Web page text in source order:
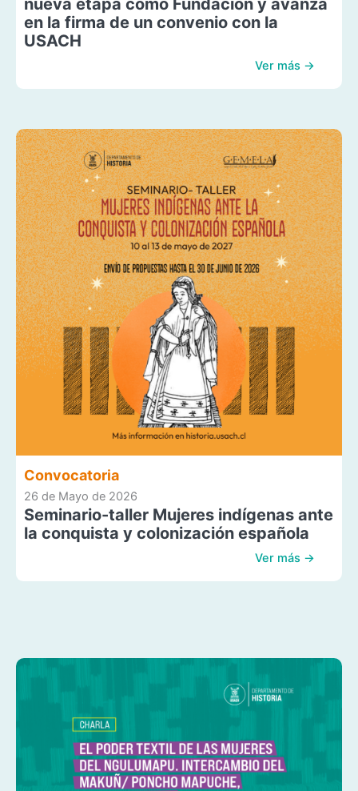
nueva etapa como Fundación y avanza
en la firma de un convenio con la
USACH
Ver más →
Convocatoria
26 de Mayo de 2026
Seminario-taller Mujeres indígenas ante
la conquista y colonización española
Ver más →